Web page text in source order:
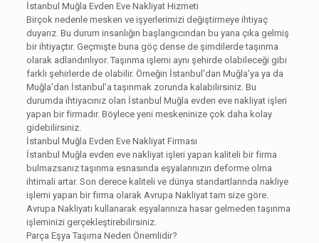
İstanbul Muğla Evden Eve Nakliyat Hizmeti
Birçok nedenle mesken ve işyerlerimizi değiştirmeye ihtiyaç
duyarız. Bu durum insanlığın başlangıcından bu yana çıka gelmiş
bir ihtiyaçtır. Geçmişte buna göç dense de şimdilerde taşınma
olarak adlandırılıyor. Taşınma işlemi aynı şehirde olabileceği gibi
farklı şehirlerde de olabilir. Örneğin İstanbul’dan Muğla’ya ya da
Muğla’dan İstanbul’a taşınmak zorunda kalabilirsiniz. Bu
durumda ihtiyacınız olan İstanbul Muğla evden eve nakliyat işleri
yapan bir firmadır. Böylece yeni meskeninize çok daha kolay
gidebilirsiniz.
İstanbul Muğla Evden Eve Nakliyat Firması
İstanbul Muğla evden eve nakliyat işleri yapan kaliteli bir firma
bulmazsanız taşınma esnasında eşyalarınızın deforme olma
ihtimali artar. Son derece kaliteli ve dünya standartlarında nakliye
işlemi yapan bir firma olarak Avrupa Nakliyat tam size göre.
Avrupa Nakliyatı kullanarak eşyalarınıza hasar gelmeden taşınma
işleminizi gerçekleştirebilirsiniz.
Parça Eşya Taşıma Neden Önemlidir?